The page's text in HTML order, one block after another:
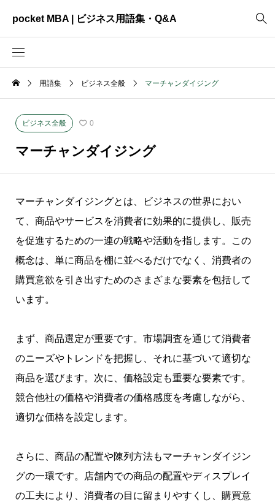
pocket MBA | ビジネス用語集・Q&A
ビジネス全般
資料作成
用語集 ビジネス全般 マーチャンダイジング
ビジネス全般 0
マーチャンダイジング
マーチャンダイジングとは、ビジネスの世界におい
て、商品やサービスを消費者に効果的に提供し、販売
を促進するための一連の戦略や活動を指します。この
概念は、単に商品を棚に並べるだけでなく、消費者の
購買意欲を引き出すためのさまざまな要素を包括して
います。
まず、商品選定が重要です。市場調査を通じて消費者
のニーズやトレンドを把握し、それに基づいて適切な
商品を選びます。次に、価格設定も重要な要素です。
競合他社の価格や消費者の価格感度を考慮しながら、
適切な価格を設定します。
さらに、商品の配置や陳列方法もマーチャンダイジン
グの一環です。店舗内での商品の配置やディスプレイ
の工夫により、消費者の目に留まりやすくし、購買意